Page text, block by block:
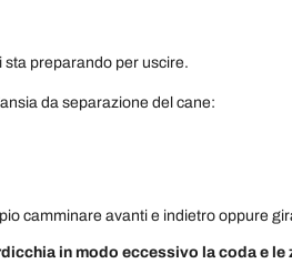
preparando per uscire.
da separazione del cane:
camminare avanti e indietro oppure
in modo eccessivo la coda e le